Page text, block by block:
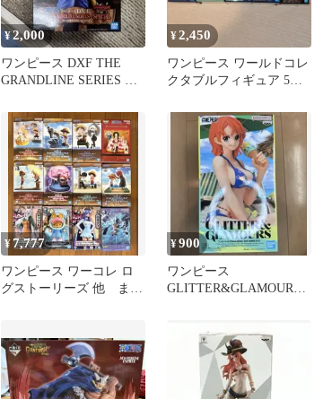
¥2,000
ワンピース DXF THE
GRANDLINE SERIES ル
¥2,450
ワンピース ワールドコレ
クタブルフィギュア 5種
¥7,777
ワンピース ワーコレ ロ
グストーリーズ 他 まと
¥900
ワンピース
GLITTER&GLAMOURS